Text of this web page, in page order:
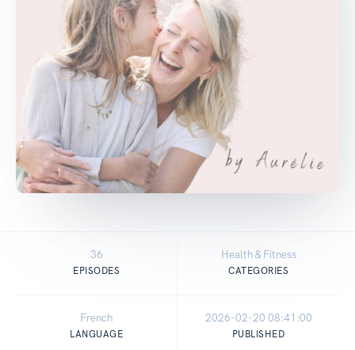
36
EPISODES
Health & Fitness
CATEGORIES
French
LANGUAGE
2026-02-20 08:41:00
PUBLISHED